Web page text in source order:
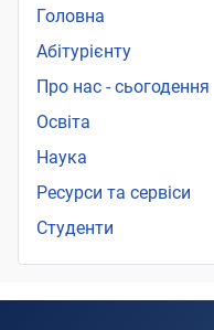
Головна
Абітурієнту
Про нас - сьогодення
Освіта
Наука
Ресурси та сервіси
Студенти